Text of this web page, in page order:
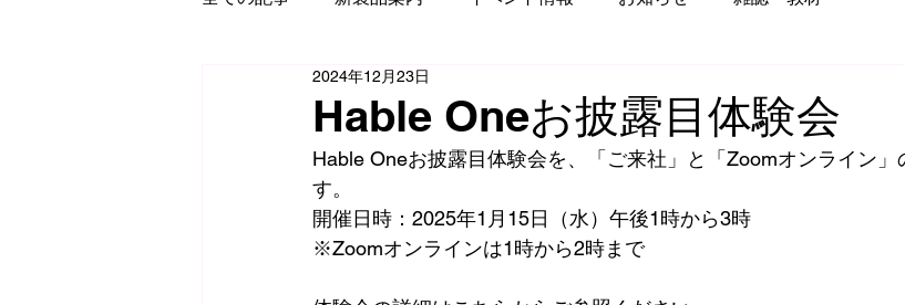
Hable Oneお披露目体験会
2024年12月23日
Hable Oneお披露目体験会を、「ご来社」と「Zoomオンライン」
す。
開催日時： 2025年1月15日（水）午後1時から3時
※Zoomオンラインは1時から2時まで